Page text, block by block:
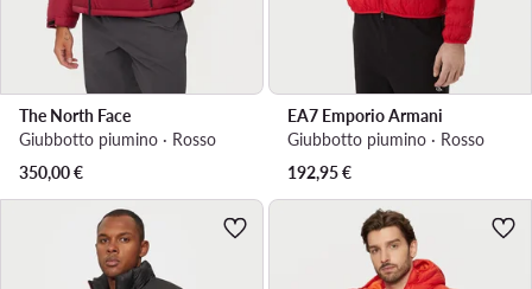
The North Face
Giubbotto piumino · Rosso
350,00€
EA7 Emporio Armani
Giubbotto piumino · Rosso
192,95€